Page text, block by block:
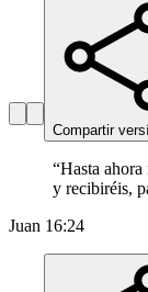
Compartir
“Hasta
y recibiréis,
Juan 16:24